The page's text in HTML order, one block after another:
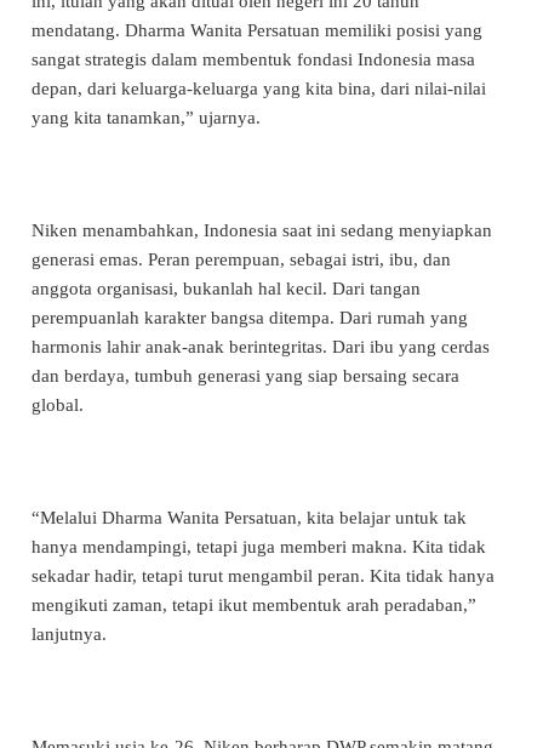
mendatang. Dharma Wanita Persatuan memiliki posisi yang
sangat strategis dalam membentuk fondasi Indonesia masa
depan, dari keluarga-keluarga yang kita bina, dari nilai-nilai
yang kita tanamkan,” ujarnya.
Niken menambahkan, Indonesia saat ini sedang menyiapkan
generasi emas. Peran perempuan, sebagai istri, ibu, dan
anggota organisasi, bukanlah hal kecil. Dari tangan
perempuanlah karakter bangsa ditempa. Dari rumah yang
harmonis lahir anak-anak berintegritas. Dari ibu yang cerdas
dan berdaya, tumbuh generasi yang siap bersaing secara
global.
“Melalui Dharma Wanita Persatuan, kita belajar untuk tak
hanya mendampingi, tetapi juga memberi makna. Kita tidak
sekadar hadir, tetapi turut mengambil peran. Kita tidak hanya
mengikuti zaman, tetapi ikut membentuk arah peradaban,”
lanjutnya.